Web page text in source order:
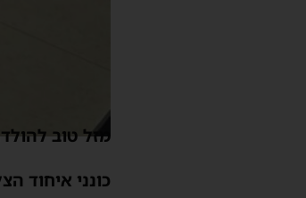
מזל טוב
כונני איחוד